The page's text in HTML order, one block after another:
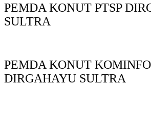
PEMDA KONUT PTSP
SULTRA
PEMDA KONUT KOMINFO
DIRGAHAYU SULTRA